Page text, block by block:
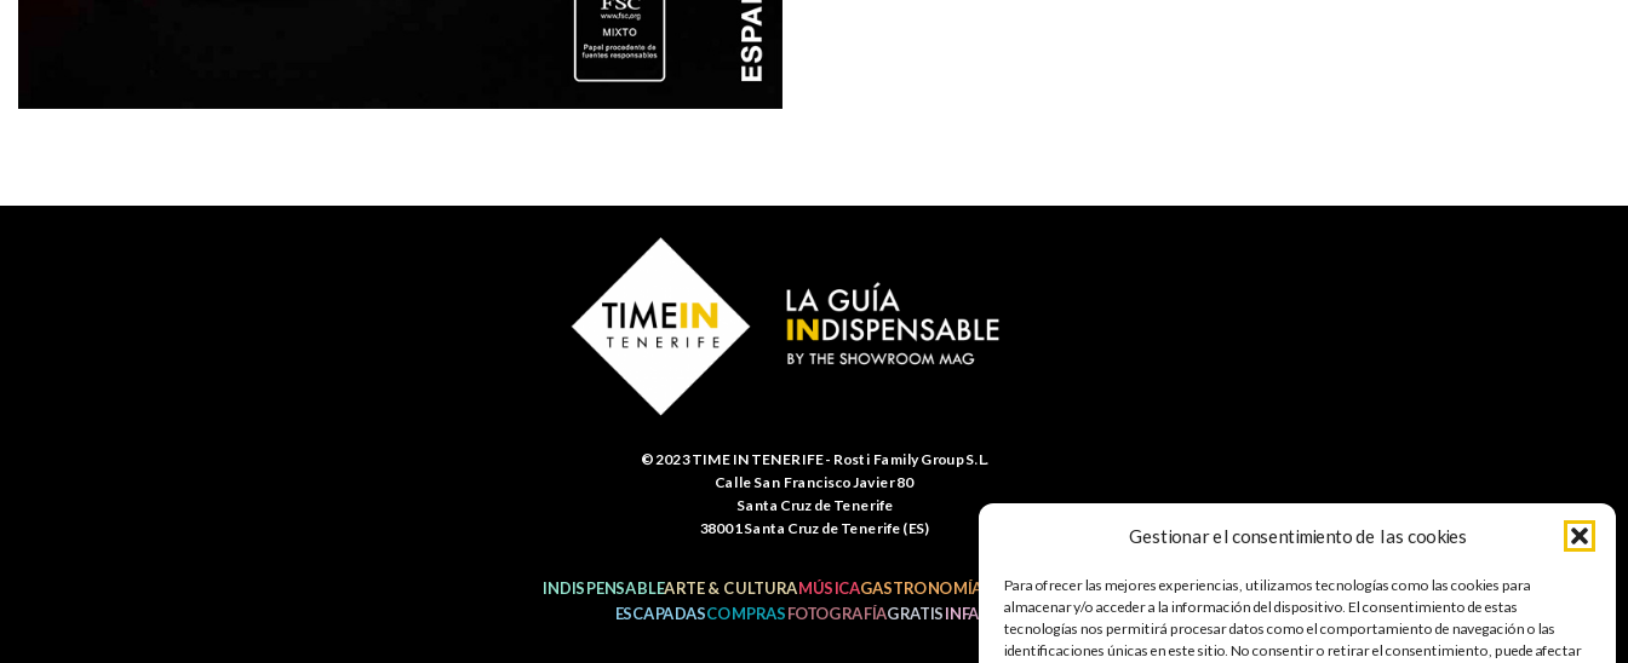
Gestionar el consentimiento de las cookies
Para ofrecer las mejores experiencias, utilizamos tecnologías como las cookies para
almacenar y/o acceder a la información del dispositivo. El consentimiento de estas
tecnologías nos permitirá procesar datos como el comportamiento de navegación o las
identificaciones únicas en este sitio. No consentir o retirar el consentimiento, puede afectar
© 2023 TIME IN TENERIFE - Rosti Family Group S.L.
Calle San Francisco Javier 80
Santa Cruz de Tenerife
38001 Santa Cruz de Tenerife (ES)
INDISPENSABLEARTE & CULTURAMÚSICAGASTRONOMÍA
NATURALEZA
ESCAPADASCOMPRASFOTOGRAFÍAGRATISINFANTIL